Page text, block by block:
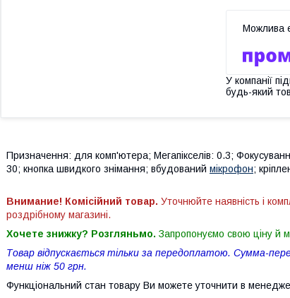
У компанії
будь-який
Призначення: для комп'ютера; Мегапікселів: 0.3;
30; кнопка швидкого знімання; вбудований мікрофон;
Внимание! Комісійний товар. Уточнюйте наявність і
роздрібному магазині.
Хочете знижку? Розгляньмо. Запропонуємо свою ціну й
Товар відпускається тільки за передоплатою. Сумма-
менш ніж 50 грн.
Функціональний стан товару Ви можете уточнити в